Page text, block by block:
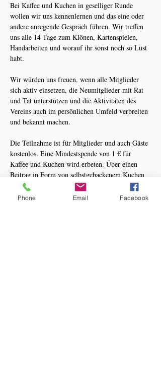
Bei Kaffee und Kuchen in geselliger Runde
wollen wir uns kennenlernen und das eine oder
andere anregende Gespräch führen. Wir treffen
uns alle 14 Tage zum Klönen, Kartenspielen,
Handarbeiten und worauf ihr sonst noch so Lust
habt.
Wir würden uns freuen, wenn alle Mitglieder
sich aktiv einsetzen, die Neumitglieder mit Rat
und Tat unterstützen und die Aktivitäten des
Vereins auch im persönlichen Umfeld verbreiten
und bekannt machen.
Die Teilnahme ist für Mitglieder und auch Gäste
kostenlos. Eine Mindestspende von 1 € für
Kaffee und Kuchen wird erbeten. Über einen
Beitrag in Form von selbstgebackenem Kuchen
freuen wir uns auch.
Phone Email Facebook